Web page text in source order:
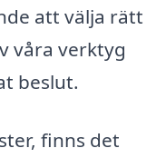
att välja rätt
våra verktyg
beslut.
finns det